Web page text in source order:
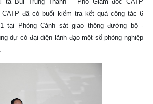
tá Bùi Trung Thành – Phó Giám đốc CATP
CATP đã có buổi kiểm tra kết quả công tác 6
tại Phòng Cảnh sát giao thông đường bộ -
dự có đại diện lãnh đạo một số phòng nghiệp